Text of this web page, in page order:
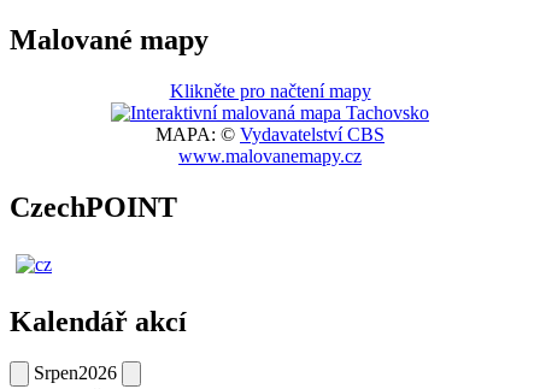
Malované mapy
Klikněte pro načtení mapy
MAPA: © Vydavatelství CBS
www.malovanemapy.cz
CzechPOINT
Kalendář akcí
Srpen2026